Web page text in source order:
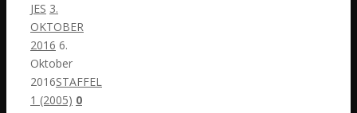
JES 3.
OKTOBER
2016 6.
Oktober
2016STAFFEL
1 (2005) 0